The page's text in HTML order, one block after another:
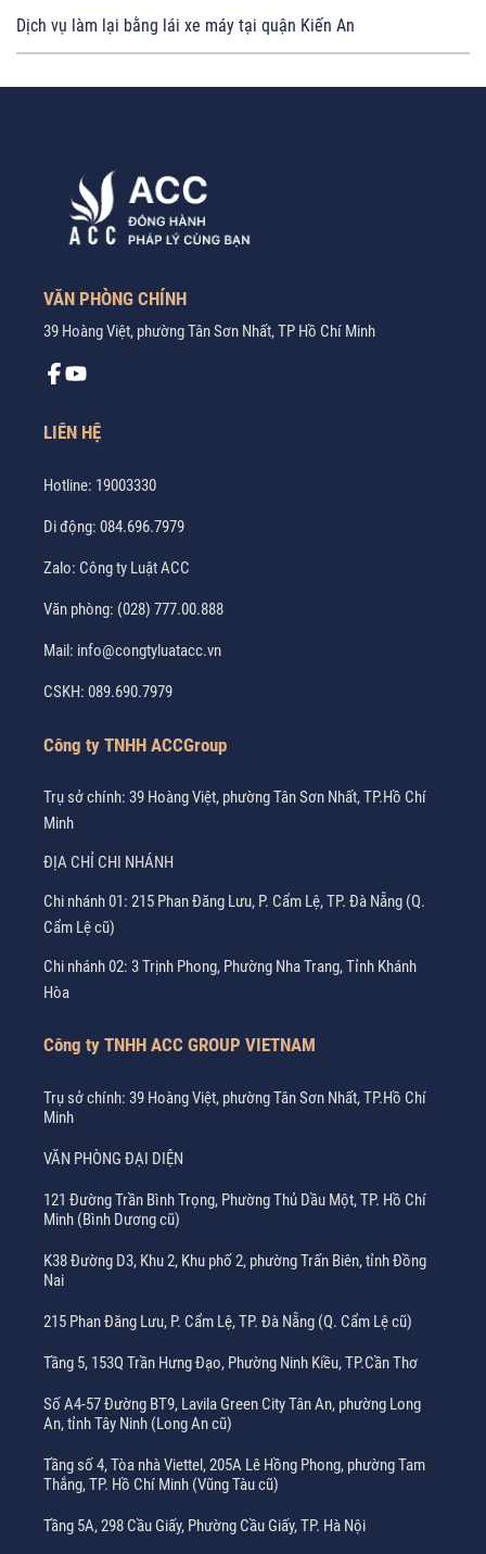
Dịch vụ làm lại bằng lái xe máy tại quận Kiến An
VĂN PHÒNG CHÍNH
39 Hoàng Việt, phường Tân Sơn Nhất, TP Hồ Chí Minh
LIÊN HỆ
Hotline: 19003330
Di động: 084.696.7979
Zalo: Công ty Luật ACC
Văn phòng: (028) 777.00.888
Mail: info@congtyluatacc.vn
CSKH: 089.690.7979
Công ty TNHH ACCGroup
Trụ sở chính: 39 Hoàng Việt, phường Tân Sơn Nhất, TP.Hồ Chí
Minh
ĐỊA CHỈ CHI NHÁNH
Chi nhánh 01: 215 Phan Đăng Lưu, P. Cẩm Lệ, TP. Đà Nẵng (Q.
Cẩm Lệ cũ)
Chi nhánh 02: 3 Trịnh Phong, Phường Nha Trang, Tỉnh Khánh
Hòa
Công ty TNHH ACC GROUP VIETNAM
Trụ sở chính: 39 Hoàng Việt, phường Tân Sơn Nhất, TP.Hồ Chí
Minh
VĂN PHÒNG ĐẠI DIỆN
121 Đường Trần Bình Trọng, Phường Thủ Dầu Một, TP. Hồ Chí
Minh (Bình Dương cũ)
K38 Đường D3, Khu 2, Khu phố 2, phường Trấn Biên, tỉnh Đồng
Nai
215 Phan Đăng Lưu, P. Cẩm Lệ, TP. Đà Nẵng (Q. Cẩm Lệ cũ)
Tầng 5, 153Q Trần Hưng Đạo, Phường Ninh Kiều, TP.Cần Thơ
Số A4-57 Đường BT9, Lavila Green City Tân An, phường Long
An, tỉnh Tây Ninh (Long An cũ)
Tầng số 4, Tòa nhà Viettel, 205A Lê Hồng Phong, phường Tam
Thắng, TP. Hồ Chí Minh (Vũng Tàu cũ)
Tầng 5A, 298 Cầu Giấy, Phường Cầu Giấy, TP. Hà Nội